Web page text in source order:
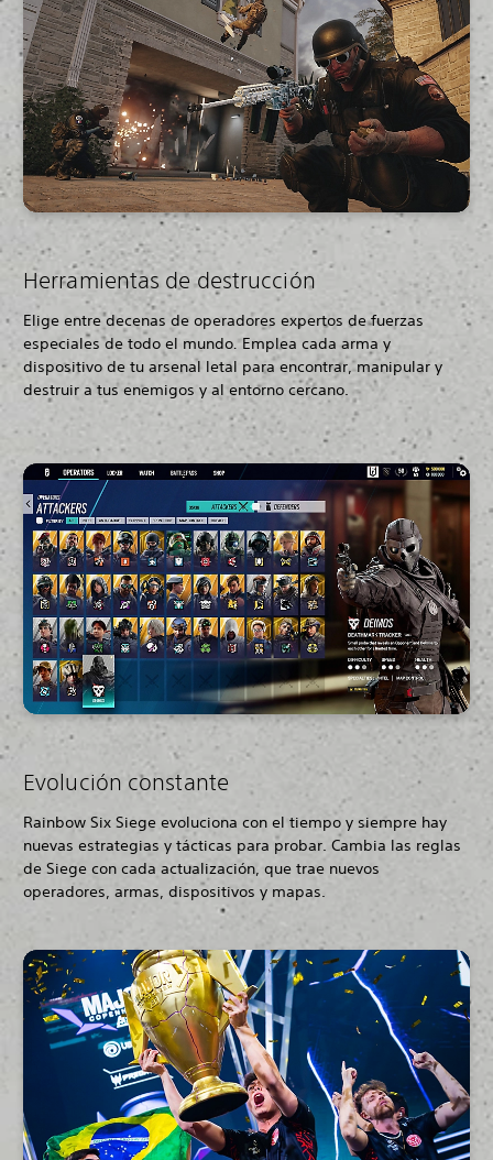
Herramientas de destrucción
Elige entre decenas de operadores expertos de fuerzas
especiales de todo el mundo.Emplea cada arma y
dispositivo de tu arsenal letal para encontrar, manipular y
destruir a tus enemigos y al entorno cercano.
Evolución constante
Rainbow Six Siege evoluciona con el tiempo y siempre hay
nuevas estrategias y tácticas para probar. Cambia las reglas
de Siege con cada actualización, que trae nuevos
operadores, armas, dispositivos y mapas.